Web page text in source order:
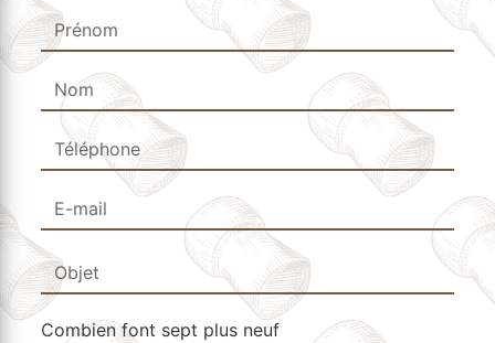
Combien font sept plus neuf